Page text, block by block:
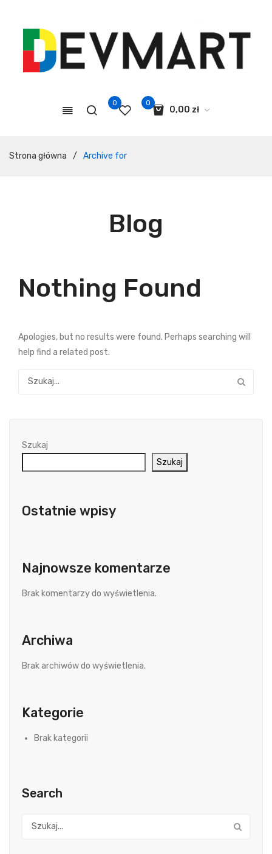
0 0
0,00 zł
Koszyk jest pusty.
Strona główna / Archive for
Blog
Nothing Found
Apologies, but no results were found. Perhaps searching will
help find a related post.
Szukaj
Szukaj
Ostatnie wpisy
Najnowsze komentarze
Brak komentarzy do wyświetlenia.
Archiwa
Brak archiwów do wyświetlenia.
Kategorie
Brak kategorii
Search